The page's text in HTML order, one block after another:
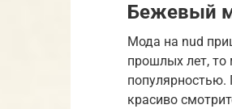
Бежевый
Мода на nud
прошлых лет, то
красиво